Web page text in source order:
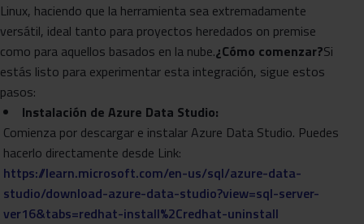
Linux, haciendo que la herramienta sea extremadamente
versátil, ideal tanto para proyectos heredados on premise
como para aquellos basados en la nube.¿Cómo comenzar?Si
estás listo para experimentar esta integración, sigue estos
pasos:
Instalación de Azure Data Studio:
Comienza por descargar e instalar Azure Data Studio. Puedes
hacerlo directamente desde Link:
https://learn.microsoft.com/en-us/sql/azure-data-
studio/download-azure-data-studio?view=sql-server-
ver16&tabs=redhat-install%2Credhat-uninstall